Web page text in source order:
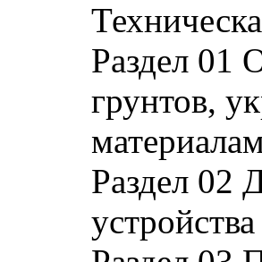
Раздел 01
грунтов,
Раздел 02
устройства